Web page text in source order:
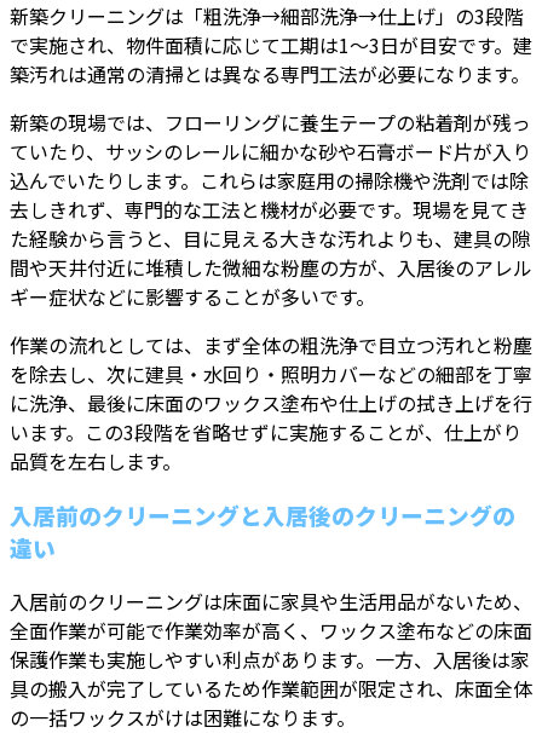
新築クリーニングは「粗洗浄→細部洗浄→仕上げ」の3段階
で実施され、物件面積に応じて工期は1〜3日が目安です。建
築汚れは通常の清掃とは異なる専門工法が必要になります。
新築の現場では、フローリングに養生テープの粘着剤が残っ
ていたり、サッシのレールに細かな砂や石膏ボード片が入り
込んでいたりします。これらは家庭用の掃除機や洗剤では除
去しきれず、専門的な工法と機材が必要です。現場を見てき
た経験から言うと、目に見える大きな汚れよりも、建具の隙
間や天井付近に堆積した微細な粉塵の方が、入居後のアレル
ギー症状などに影響することが多いです。
作業の流れとしては、まず全体の粗洗浄で目立つ汚れと粉塵
を除去し、次に建具・水回り・照明カバーなどの細部を丁寧
に洗浄、最後に床面のワックス塗布や仕上げの拭き上げを行
います。この3段階を省略せずに実施することが、仕上がり
品質を左右します。
入居前のクリーニングと入居後のクリーニングの
違い
入居前のクリーニングは床面に家具や生活用品がないため、
全面作業が可能で作業効率が高く、ワックス塗布などの床面
保護作業も実施しやすい利点があります。一方、入居後は家
具の搬入が完了しているため作業範囲が限定され、床面全体
の一括ワックスがけは困難になります。